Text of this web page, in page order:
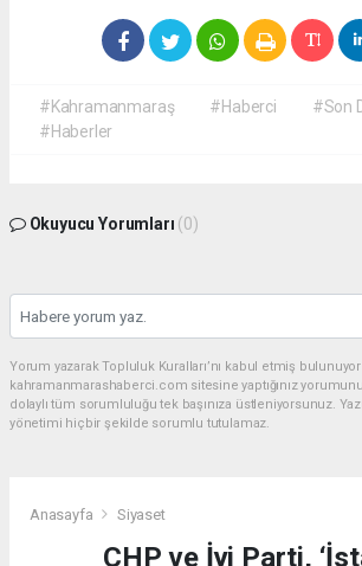
#Kahramanmaraş #Haberci
#Son
#Haberler
Okuyucu Yorumları (0)
Yorum yazarak Topluluk Kuralları’nı kabul etmiş
kahramanmarashaberci.com sitesine yaptığınız
dolaylı tüm sorumluluğu tek başınıza üstleniyorsunuz.
yönetimi hiçbir şekilde sorumlu tutulamaz.
Anasayfa Siyaset
CHP ve İyi Parti,